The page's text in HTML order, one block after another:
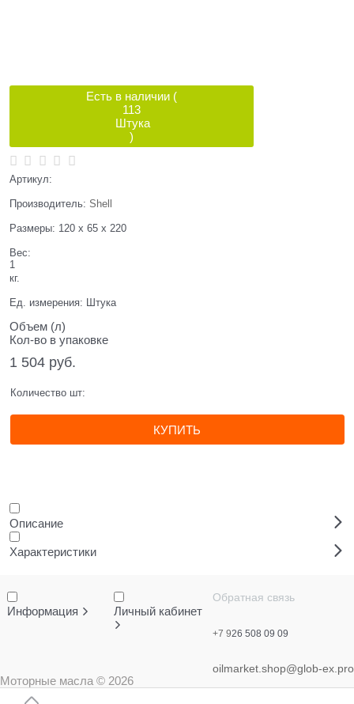
Есть в наличии (
113
Штука
)
Артикул:
Производитель: Shell
Размеры: 120 x 65 x 220
Вес:
1
кг.
Ед. измерения: Штука
Объем (л)
Кол-во в упаковке
1 504 руб.
Количество шт:
КУПИТЬ
Описание
Характеристики
Информация Личный кабинет
Обратная связь
+7 926 508 09 09
oilmarket.shop@glob-ex.pro
Моторные масла © 2026